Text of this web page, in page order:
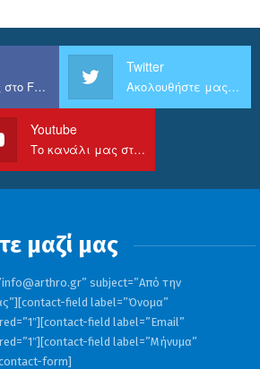
Βρείτε μας στο Facebook
Twitter
Ακολουθήστε μας στο Twitter
Youtube
Το κανάλι μας στο Youtube
μαζί μας
info@arthro.gr” subject=”Από την
field label=”Όνομα”
field label=”Email”
field label=”Μήνυμα”
form]